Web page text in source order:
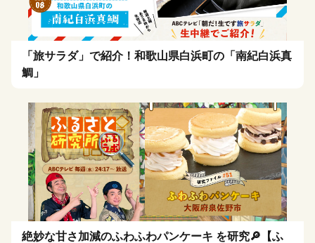
「旅サラダ」で紹介！和歌山県白浜町の「南紀白浜真
鯛」
絶妙な甘さ加減のふわふわパンケーキ を研究🔎【ふ